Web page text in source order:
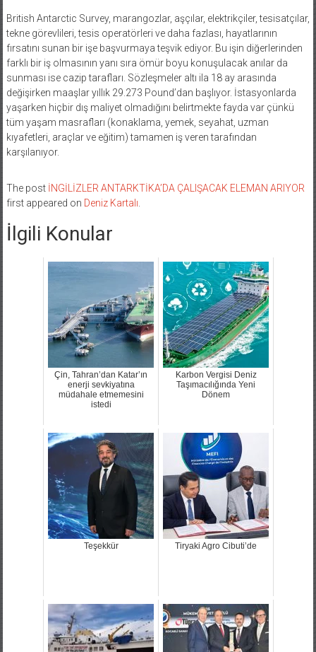
British Antarctic Survey, marangozlar, aşçılar, elektrikçiler, tesisatçılar,
tekne görevlileri, tesis operatörleri ve daha fazlası, hayatlarının
fırsatını sunan bir işe başvurmaya teşvik ediyor. Bu işin diğerlerinden
farklı bir iş olmasının yanı sıra ömür boyu konuşulacak anılar da
sunması ise cazip tarafları. Sözleşmeler altı ila 18 ay arasında
değişirken maaşlar yıllık 29.273 Pound’dan başlıyor. İstasyonlarda
yaşarken hiçbir dış maliyet olmadığını belirtmekte fayda var çünkü
tüm yaşam masrafları (konaklama, yemek, seyahat, uzman
kıyafetleri, araçlar ve eğitim) tamamen iş veren tarafından
karşılanıyor.
The post İNGİLİZLER ANTARKTİKA’DA ÇALIŞACAK ELEMAN ARIYOR
first appeared on Deniz Kartalı
İlgili Konular
Çin, Tahran’dan Katar’ın
enerji sevkiyatına
müdahale etmemesini
istedi
Karbon Vergisi Deniz
Taşımacılığında Yeni
Dönem
Teşekkür Tiryaki Agro Cibuti’de